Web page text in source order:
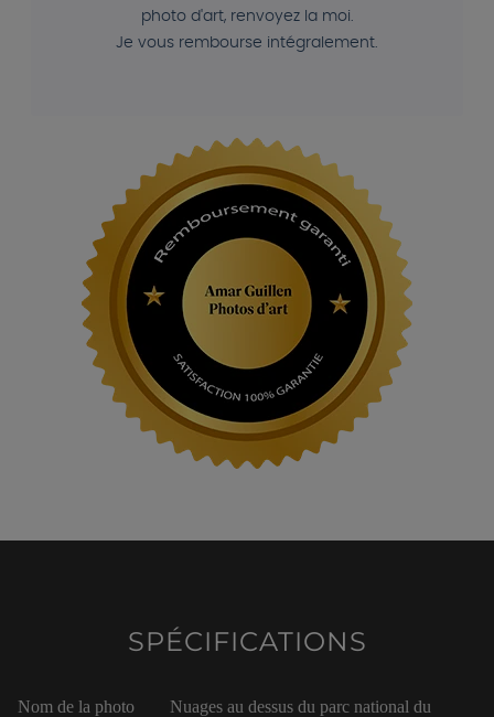
photo d'art, renvoyez la moi.
Je vous rembourse intégralement.
SPÉCIFICATIONS
Nom de la photo
Nuages au dessus du parc national du